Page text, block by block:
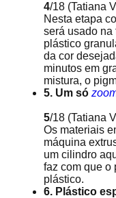
4/18 (Tatiana
Nesta etapa
será usado
plástico
da cor
minutos em
mistura, o
5. Um só
5/18 (Tatiana
Os materiais
máquina
um cilindro
faz com que o
plástico.
6. Plástico